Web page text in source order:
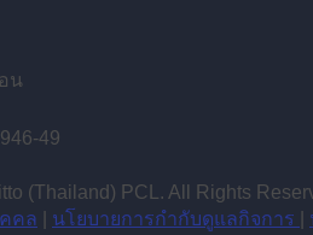
น
49
(Thailand) PCL. All Rights
คล
นโยบายการกำกับดูแลกิจการ